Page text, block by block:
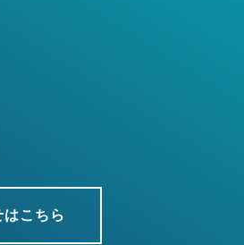
こちら